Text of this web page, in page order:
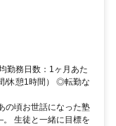
勤務日数：1ヶ月あた
/休憩1時間） ◎転勤な
お世話になった塾
生徒と一緒に目標を